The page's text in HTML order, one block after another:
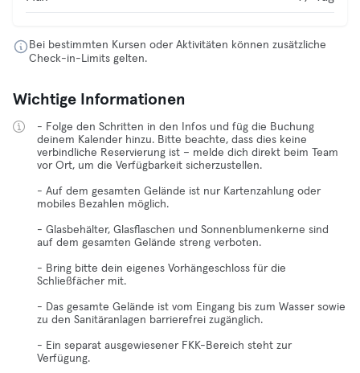
Bei bestimmten Kursen oder Aktivitäten können zusätzliche
Check-in-Limits gelten.
Wichtige Informationen
- Folge den Schritten in den Infos und füg die Buchung
deinem Kalender hinzu. Bitte beachte, dass dies keine
verbindliche Reservierung ist – melde dich direkt beim Team
vor Ort, um die Verfügbarkeit sicherzustellen.
- Auf dem gesamten Gelände ist nur Kartenzahlung oder
mobiles Bezahlen möglich.
- Glasbehälter, Glasflaschen und Sonnenblumenkerne sind
auf dem gesamten Gelände streng verboten.
- Bring bitte dein eigenes Vorhängeschloss für die
Schließfächer mit.
- Das gesamte Gelände ist vom Eingang bis zum Wasser sowie
zu den Sanitäranlagen barrierefrei zugänglich.
- Ein separat ausgewiesener FKK-Bereich steht zur
Verfügung.